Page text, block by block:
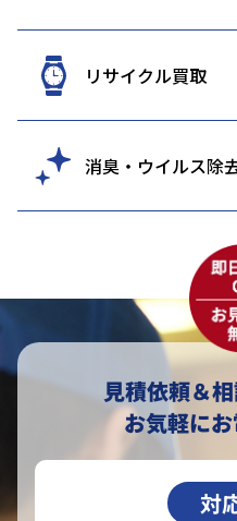
リサイクル買取
消臭・ウイルス除
見積依頼＆相
お気軽に
対